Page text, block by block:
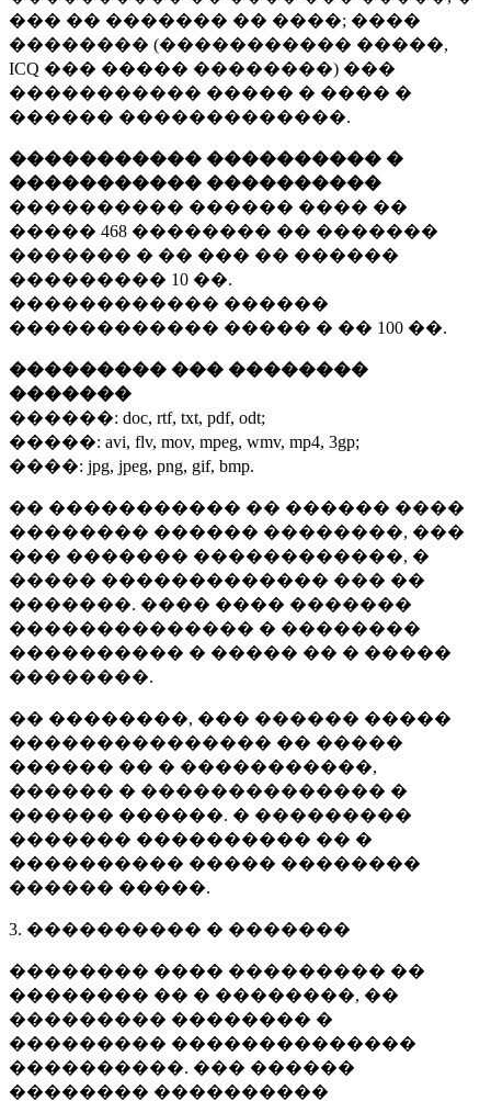
��� �� ������� �� ����; ����
�������� (����������� �����,
ICQ ��� ����� ��������) ���
����������� ����� � ���� �
������ �������������.
����������� ���������� �
����������� ����������
���������� ������ ���� ��
����� 468 �������� �� �������
������� � �� ��� �� ������
��������� 10 ��.
������������ ������
������������ ����� � �� 100 ��.
��������� ��� ��������
�������
������: doc, rtf, txt, pdf, odt;
�����: avi, flv, mov, mpeg, wmv, mp4, 3gp;
����: jpg, jpeg, png, gif, bmp.
�� ����������� �� ������ ����
�������� ������ ��������, ���
��� ������� ������������, �
����� ������������� ��� ��
�������. ���� ���� �������
�������������� � ��������
���������� � ����� �� � �����
��������.
�� ��������, ��� ������ �����
��������������� �� �����
������ �� � �����������,
������ � �������������� �
������ ������. � ���������
������� ���������� �� �
���������� ����� ��������
������ �����.
3. ���������� � �������
�������� ���� ��������� ��
�������� �� � ��������, ��
��������� �������� �
��������� ��������������
����������. ��� ������
�������� ����������